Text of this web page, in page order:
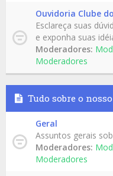
Ouvidoria Clube
Esclareça suas
e exponha suas
Moderadores:
Moderadores
Tudo sobre o
Geral
Assuntos gerais
Moderadores:
Moderadores